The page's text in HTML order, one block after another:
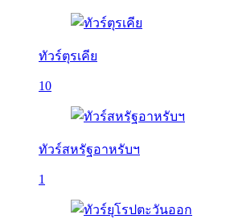
ทัวร์ตุรเคีย
10
ทัวร์สหรัฐอาหรับฯ
1